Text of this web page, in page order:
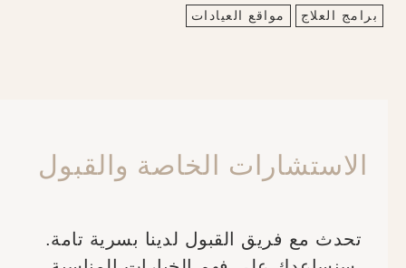
برامج العلاج
مواقع العيادات
الاستشارات الخاصة والقبول
تحدث مع فريق القبول لدينا بسرية تامة.